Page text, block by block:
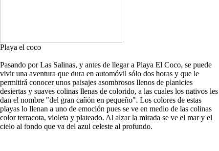
Playa el coco
Pasando por Las Salinas, y antes de llegar a Playa El Coco, se puede
vivir una aventura que dura en automóvil sólo dos horas y que le
permitirá conocer unos paisajes asombrosos llenos de planicies
desiertas y suaves colinas llenas de colorido, a las cuales los nativos les
dan el nombre "del gran cañón en pequeño". Los colores de estas
playas lo llenan a uno de emoción pues se ve en medio de las colinas
color terracota, violeta y plateado. Al alzar la mirada se ve el mar y el
cielo al fondo que va del azul celeste al profundo.